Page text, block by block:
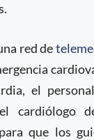
red de
el
cardiólogo
que los